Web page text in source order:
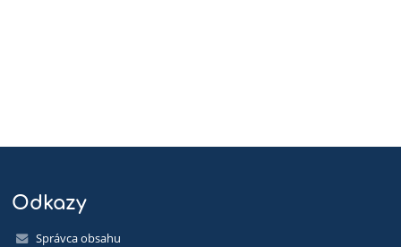
Odkazy
Správca obsahu